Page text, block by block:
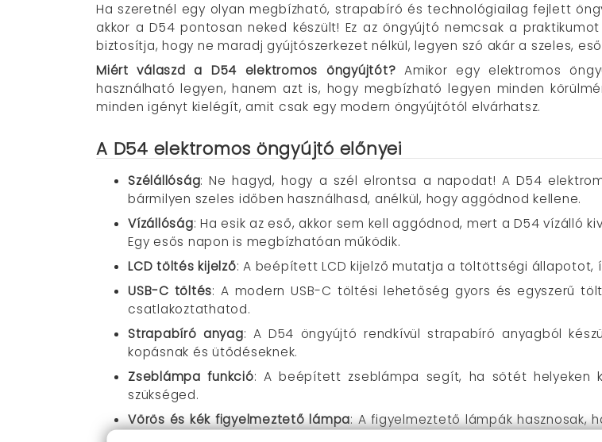
Ha szeretnél egy olyan megbízható, strapabíró és technológiailag fejlett
akkor a D54 pontosan neked készült! Ez az öngyújtó nemcsak a
biztosítja, hogy ne maradj gyújtószerkezet nélkül, legyen szó akár a szeles,
Miért válaszd a D54 elektromos öngyújtót? Amikor egy elektromos
használható legyen, hanem azt is, hogy megbízható legyen minden
minden igényt kielégít, amit csak egy modern öngyújtótól elvárhatsz.
A D54 elektromos öngyújtó előnyei
Szélállóság: Ne hagyd, hogy a szél elrontsa a napodat! A D54
bármilyen szeles időben használhasd, anélkül, hogy aggódnod kellene.
Vízállóság: Ha esik az eső, akkor sem kell aggódnod, mert a D54 vízálló
Egy esős napon is megbízhatóan működik.
LCD töltés kijelző: A beépített LCD kijelző mutatja a töltöttségi állapotot,
USB-C töltés: A modern USB-C töltési lehetőség gyors és egyszerű
csatlakoztathatod.
Strapabíró anyag: A D54 öngyújtó rendkívül strapabíró anyagból
kopásnak és ütődéseknek.
Zseblámpa funkció: A beépített zseblámpa segít, ha sötét helyeken
szükséged.
Vörös és kék figyelmeztető lámpa: A figyelmeztető lámpák hasznosak,